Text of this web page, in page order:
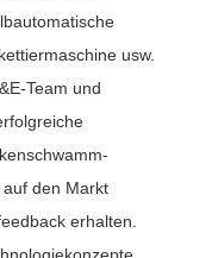
usw.
Team und
den Markt
erhalten.